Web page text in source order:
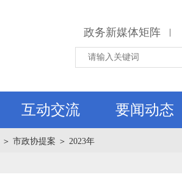
政务新媒体矩阵 |
互动交流 要闻动态
＞ 市政协提案 ＞ 2023年